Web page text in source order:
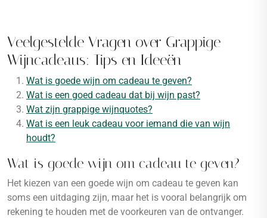
Veelgestelde Vragen over Grappige
Wijncadeaus: Tips en Ideeën
Wat is goede wijn om cadeau te geven?
Wat is een goed cadeau dat bij wijn past?
Wat zijn grappige wijnquotes?
Wat is een leuk cadeau voor iemand die van wijn
houdt?
Wat is goede wijn om cadeau te geven?
Het kiezen van een goede wijn om cadeau te geven kan
soms een uitdaging zijn, maar het is vooral belangrijk om
rekening te houden met de voorkeuren van de ontvanger.